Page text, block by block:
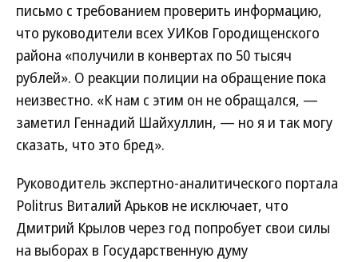
письмо с требованием проверить информацию,
что руководители всех УИКов Городищенского
района «получили в конвертах по 50 тысяч
рублей». О реакции полиции на обращение пока
неизвестно. «К нам с этим он не обращался, —
заметил Геннадий Шайхуллин, — но я и так могу
сказать, что это бред».
Руководитель экспертно-аналитического портала
Politrus Виталий Арьков не исключает, что
Дмитрий Крылов через год попробует свои силы
на выборах в Государственную думу